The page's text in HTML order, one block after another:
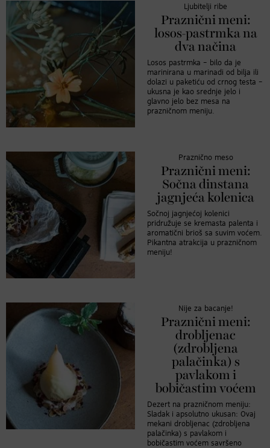
Ljubitelji ribe
Praznični meni:
losos-pastrmka na
dva načina
Losos pastrmka – bilo da je
marinirana u marinadi od bilja ili
dolazi u paketiću od crnog testa –
ukusna je kao srednje jelo i
glavno jelo bez mesa na
prazničnom meniju.
Praznično meso
Praznični meni:
Sočna dinstana
jagnjeća kolenica
Sočnoj jagnjećoj kolenici
pridružuje se kremasta palenta i
aromatični brioš sa suvim voćem.
Pikantna atrakcija u prazničnom
meniju!
Nije za bacanje!
Praznični meni:
drobljenac
(zdrobljena
palačinka) s
pavlakom i
bobičastim voćem
Dezert na prazničnom meniju:
Sladak i apsolutno ukusan: Ovaj
mekani drobljenac (zdrobljena
palačinka) s pavlakom i
bobičastim voćem savršeno